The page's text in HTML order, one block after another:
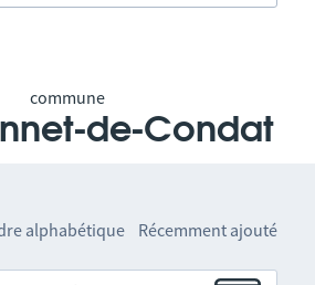
commune
de-Condat
alphabétique Récemment ajouté